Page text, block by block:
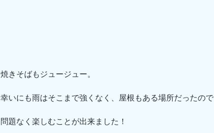
焼きそばもジュージュー。
幸いにも雨はそこまで強くなく、屋根もある場所だったので
問題なく楽しむことが出来ました！